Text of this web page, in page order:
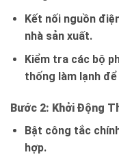
Kết nối nguồn
nhà sản xuất.
Kiểm tra các bộ
thống làm lạnh
Bước 2: Khởi Động
Bật công tắc
hợp.